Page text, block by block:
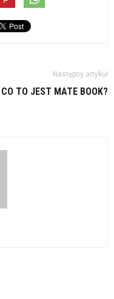
Następny artykuł
CO TO JEST MATE BOOK?